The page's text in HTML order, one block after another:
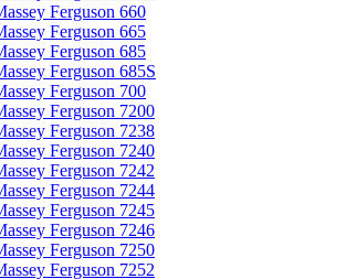
Ferguson 660
Ferguson 665
Ferguson 685
Ferguson 685S
Ferguson 700
Ferguson 7200
Ferguson 7238
Ferguson 7240
Ferguson 7242
Ferguson 7244
Ferguson 7245
Ferguson 7246
Ferguson 7250
Ferguson 7252